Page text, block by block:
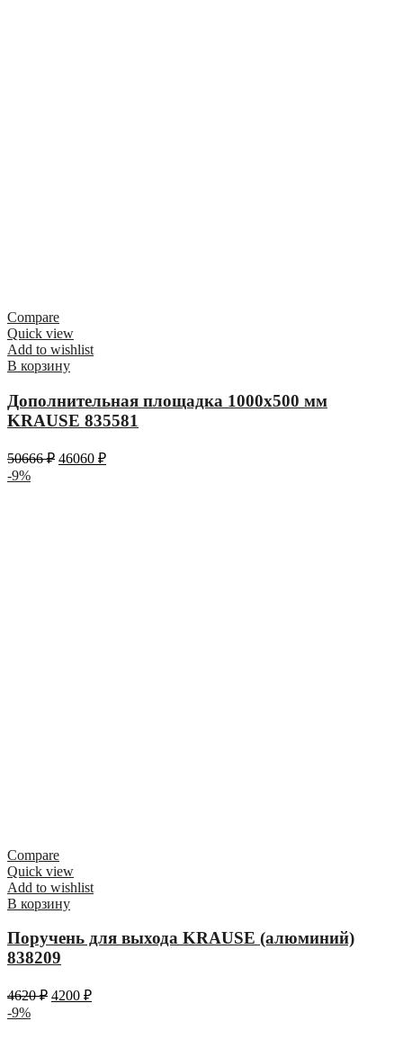
Compare
Quick view
Add to wishlist
В корзину
Дополнительная площадка 1000х500 мм
KRAUSE 835581
50666₽ 46060 ₽
-9%
Compare
Quick view
Add to wishlist
В корзину
Поручень для выхода KRAUSE (алюминий)
838209
4620₽ 4200 ₽
-9%